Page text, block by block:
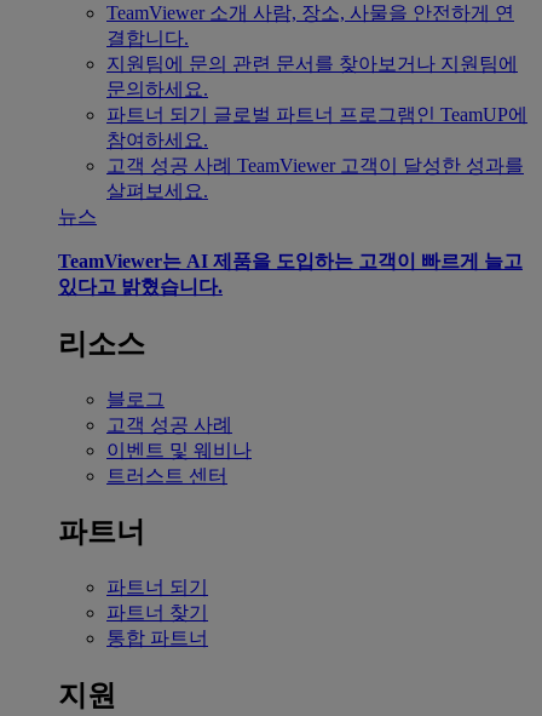
TeamViewer 소개 사람, 장소, 사물을 안전하게 연
결합니다.
지원팀에 문의 관련 문서를 찾아보거나 지원팀에
문의하세요.
파트너 되기
글로벌 파트너 프로그램인 TeamUP에
참여하세요.
고객 성공 사례 TeamViewer 고객이 달성한 성과를
살펴보세요.
뉴스
TeamViewer는 AI 제품을 도입하는 고객이 빠르게 늘고
있다고 밝혔습니다.
리소스
블로그
고객 성공 사례
이벤트 및 웨비나
트러스트 센터
파트너
파트너 되기
파트너 찾기
통합 파트너
지원